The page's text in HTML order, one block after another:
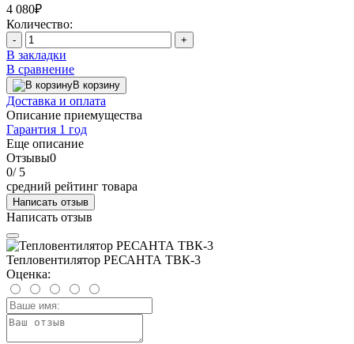
4 080₽
Количество:
- +
В закладки
В сравнение
В корзину
Доставка и оплата
Описание приемущества
Гарантия 1 год
Еще описание
Отзывы0
0/ 5
средний рейтинг товара
Написать отзыв
Написать отзыв
Тепловентилятор РЕСАНТА ТВК-3
Оценка: